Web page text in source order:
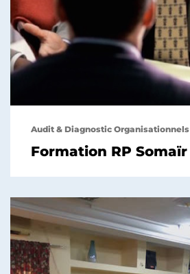
Audit & Diagnostic Organisationnels
Formation RP Somaïr